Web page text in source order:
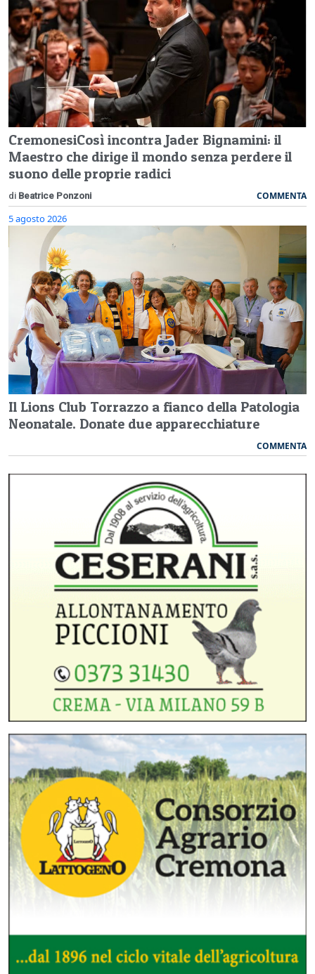
CremonesiCosì incontra Jader Bignamini: il
Maestro che dirige il mondo senza perdere il
suono delle proprie radici
di Beatrice Ponzoni COMMENTA
5 agosto 2026
Il Lions Club Torrazzo a fianco della Patologia
Neonatale. Donate due apparecchiature
COMMENTA